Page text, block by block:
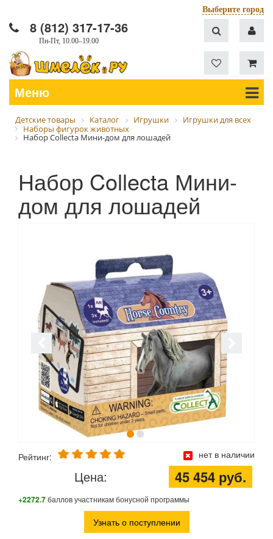
Выберите город
8 (812) 317-17-36
Пн-Пт, 10.00–19.00
Меню
Детские товары Каталог Игрушки
Игрушки для всех
Наборы фигурок животных
Набор Collecta Мини-дом для лошадей
Набор Collecta Мини-
дом для лошадей
Рейтинг: нет в наличии
Цена: 45 454 руб.
+2272.7баллов участникам бонусной программы
Узнать о поступлении